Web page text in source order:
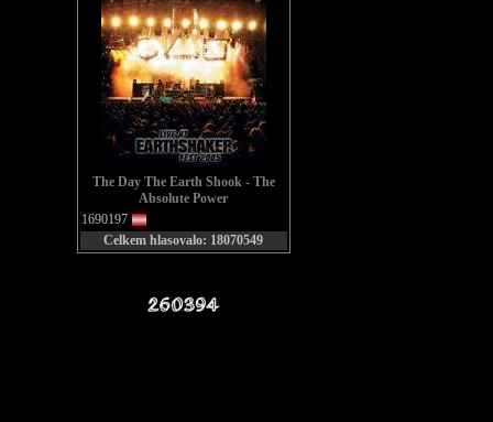
The Day The Earth Shook - The
Absolute Power
1690197
Celkem hlasovalo: 18070549